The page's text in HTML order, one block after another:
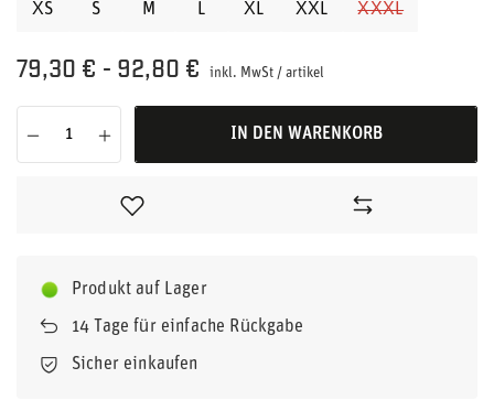
XS
S M L XL XXL XXXL
79,30 € - 92,80 € inkl. MwSt / artikel
IN DEN WARENKORB
Produkt auf Lager
14 Tage für einfache Rückgabe
Sicher einkaufen